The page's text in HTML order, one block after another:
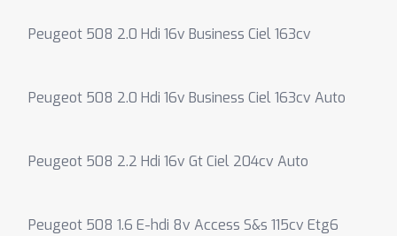
Peugeot 508 2.0 Hdi 16v Business Ciel 163cv
Peugeot 508 2.0 Hdi 16v Business Ciel 163cv Auto
Peugeot 508 2.2 Hdi 16v Gt Ciel 204cv Auto
Peugeot 508 1.6 E-hdi 8v Access S&s 115cv Etg6